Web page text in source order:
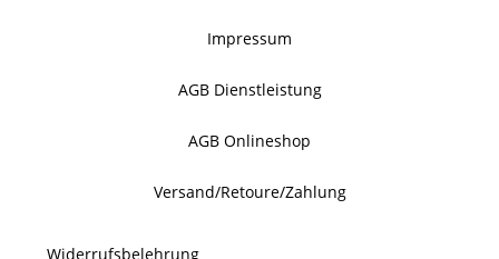
Impressum
AGB Dienstleistung
AGB Onlineshop
Versand/Retoure/Zahlung
Widerrufsbelehrung